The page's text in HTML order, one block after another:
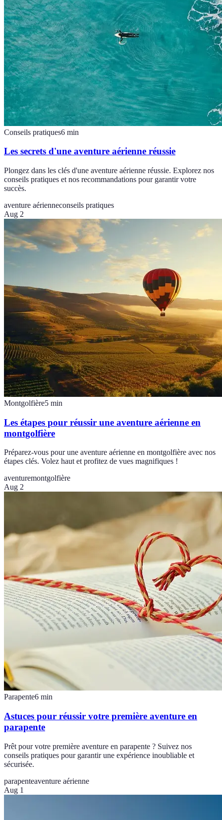
Conseils pratiques6 min
Les secrets d'une aventure aérienne réussie
Plongez dans les clés d'une aventure aérienne réussie. Explorez nos
conseils pratiques et nos recommandations pour garantir votre
succès.
aventure aérienneconseils pratiques
Aug 2
Montgolfière5 min
Les étapes pour réussir une aventure aérienne en
montgolfière
Préparez-vous pour une aventure aérienne en montgolfière avec nos
étapes clés. Volez haut et profitez de vues magnifiques !
aventuremontgolfière
Aug 2
Parapente6 min
Astuces pour réussir votre première aventure en
parapente
Prêt pour votre première aventure en parapente ? Suivez nos
conseils pratiques pour garantir une expérience inoubliable et
sécurisée.
parapenteaventure aérienne
Aug 1